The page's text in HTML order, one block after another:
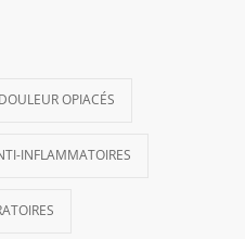
OPIACÉS
INFLAMMATOIRES